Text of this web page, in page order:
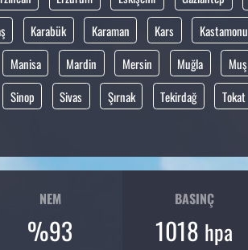
Karabük Karaman Kars Kastamonu
Manisa Mardin Mersin Muğla Muş
Sinop Sivas Şırnak Tekirdağ Tokat
NEM
%93
BASINÇ
1018 hpa